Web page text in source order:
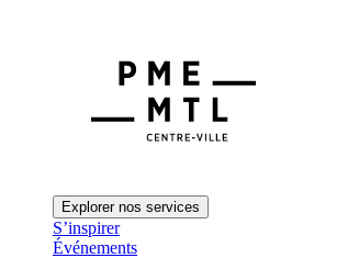
Explorer nos services
S’inspirer
Événements